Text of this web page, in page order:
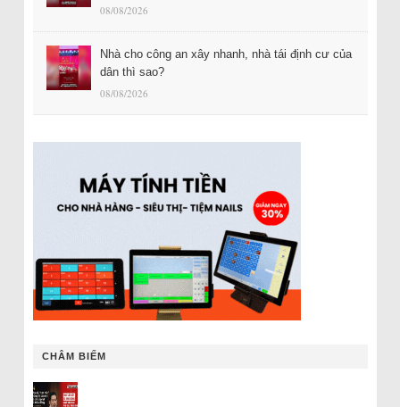
08/08/2026
Nhà cho công an xây nhanh, nhà tái định cư của
dân thì sao?
08/08/2026
CHÂM BIẾM